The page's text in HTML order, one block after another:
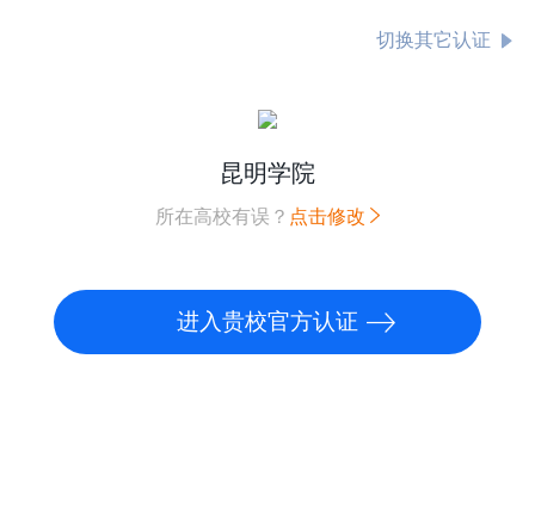
切换其它认证
昆明学院
所在高校有误？ 点击修改
进入贵校官方认证